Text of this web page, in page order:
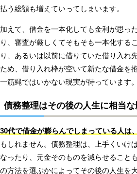
払う総額も増えていってしまいます。
加えて、借金を一本化しても金利が思っ
り、審査が厳しくてそもそも一本化する
り、あるいは以前に借りていた借り入れ
ため、借り入れ枠が空いて新たな借金を
一筋縄ではいかない現実が待っています。
債務整理はその後の人生に相当
30代で借金が膨らんでしまっている人は
もしれません。債務整理は、上手くいけ
なったり、元金そのものを減らせること
の方法を選ぶかによってその後の人生を